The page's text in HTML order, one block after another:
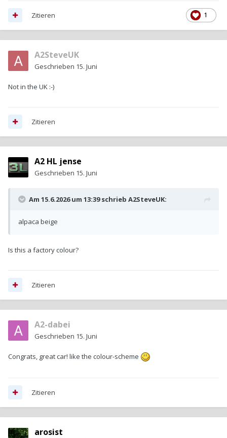
1
Zitieren
A2SteveUK
Geschrieben 15. Juni
Not in the UK :-)
Zitieren
A2 HL jense
Geschrieben 15. Juni
Am 15.6.2026 um 13:39 schrieb A2SteveUK:
alpaca beige
Is this a factory colour?
Zitieren
A2-dabei
Geschrieben 15. Juni
Congrats, great car! like the colour-scheme
Zitieren
arosist